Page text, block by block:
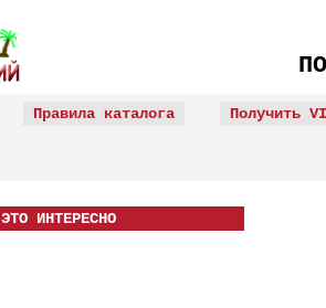
Правила каталога
Получить
ЭТО ИНТЕРЕСНО